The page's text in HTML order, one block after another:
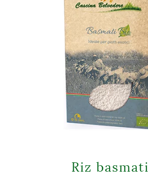
Riz basmati